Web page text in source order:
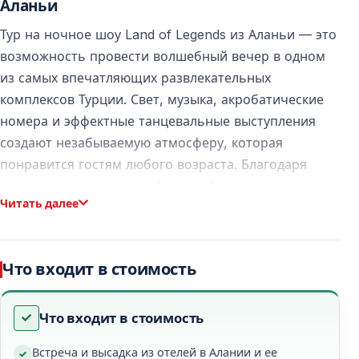
Аланьи
Тур на ночное шоу Land of Legends из Аланьи — это
возможность провести волшебный вечер в одном
из самых впечатляющих развлекательных
комплексов Турции. Свет, музыка, акробатические
номера и эффектные танцевальные выступления
создают незабываемую атмосферу, которая
понравится гостям любого возраста. Благодаря
насладиться шоу без забот о дороге.
О ночном шоу Land of Legends
Ночное шоу Land of Legends проводится в
соответствии с официальным расписанием,
Читать далее
Что входит в стоимость
Что входит в стоимость
Встреча и высадка из отелей в Алании и ее